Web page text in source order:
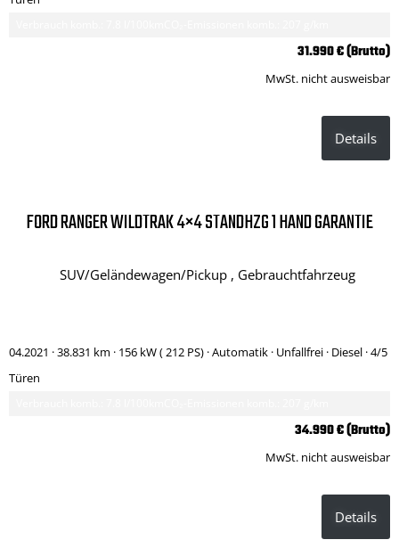
31.990 € (Brutto)
MwSt. nicht ausweisbar
Details
FORD RANGER WILDTRAK 4×4 STANDHZG 1 HAND GARANTIE
SUV/Geländewagen/Pickup , Gebrauchtfahrzeug
04.2021 ·38.831 km · 156 kW ( 212 PS) · Automatik · Unfallfrei · Diesel · 4/5
Türen
34.990 € (Brutto)
MwSt. nicht ausweisbar
Details